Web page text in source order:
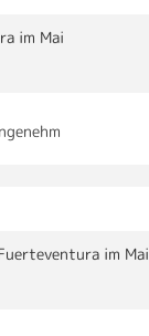
im Mai
im Mai